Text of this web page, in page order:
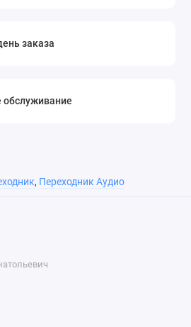
заказа
обслуживание
, Переходник Аудио